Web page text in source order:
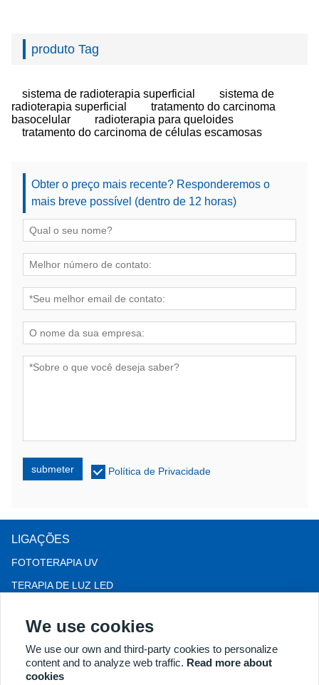
produto Tag
sistema de radioterapia superficial
sistema de
radioterapia superficial
tratamento do carcinoma
basocelular
radioterapia para queloides
tratamento do carcinoma de células escamosas
Obter o preço mais recente? Responderemos o
mais breve possível (dentro de 12 horas)
submeter Política de Privacidade
LIGAÇÕES
FOTOTERAPIA UV
TERAPIA DE LUZ LED
COLPOSCÓPIO
MAIS PRODUTOS
Copyright® 2018 Kernel Medical Equipment Co.,LTD. Endereço
We use cookies
We use our own and third-party cookies to personalize
content and to analyze web traffic. Read more about
cookies